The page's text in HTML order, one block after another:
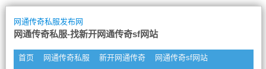
网通传奇私服发布网
网通传奇私服-找新开网通传奇sf网站
首页 网通传奇私服 新开网通传奇
网通传奇sf网站